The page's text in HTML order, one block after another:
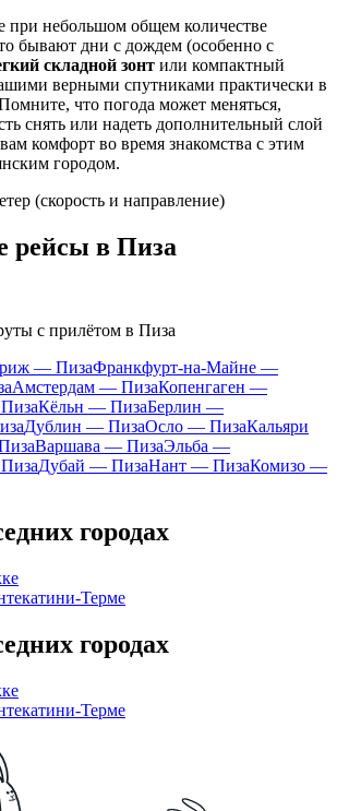
при небольшом общем количестве
бывают дни с дождем (особенно с
складной зонт или компактный
верными спутниками практически в
что погода может меняться,
снять или надеть дополнительный слой
комфорт во время знакомства с этим
городом.
(скорость и направление)
рейсы в Пиза
с прилётом в Пиза
— ПизаФранкфурт-на-Майне —
Амстердам — ПизаКопенгаген —
Кёльн — ПизаБерлин —
Дублин — ПизаОсло — ПизаКальяри
Варшава — ПизаЭльба —
Дубай — ПизаНант — ПизаКомизо —
городах
Терме
городах
Терме